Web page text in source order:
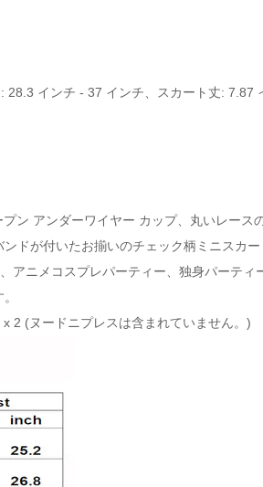
インチ - 37 インチ、スカート丈: 7.87
ン アンダーワイヤー カップ、丸いレー
ドが付いたお揃いのチェック柄ミニスカー
アニメコスプレパーティー、独身パーテ
2 (ヌードニプレスは含まれていません。)